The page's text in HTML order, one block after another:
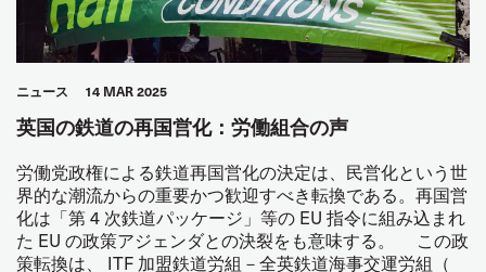
ニュース 14 MAR 2025
英国の鉄道の再国営化：労働組合の声
労働党政権による鉄道再国営化の決定は、民営化という世
界的な潮流からの重要かつ歓迎すべき転換である。再国営
化は「第 4 次鉄道パッケージ」等の EU 指令に組み込まれ
た EU の政策アジェンダとの決裂をも意味する。 この政
策転換は、 ITF 加盟鉄道労組－全英鉄道海事交運労組（